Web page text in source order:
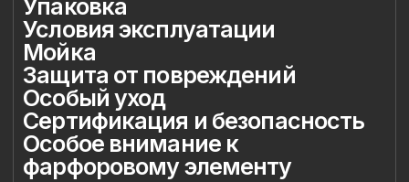
Условия эксплуатации
Бокал предназначен исключительно
для подачи напитков. Бокал
не предназначен для работы
в микроволновой печи.
Мойка
Допускается автоматическая мойка
в посудомоечной машине при
температуре не выше 45 °C. Ручная
мойка не рекомендуется, особенно
с воздействием на фарфоровый декор.